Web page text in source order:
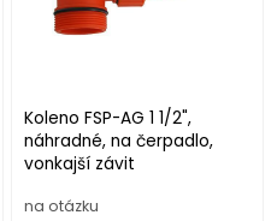
Koleno FSP-AG 1 1/2",
náhradné, na čerpadlo,
vonkajší závit
na otázku